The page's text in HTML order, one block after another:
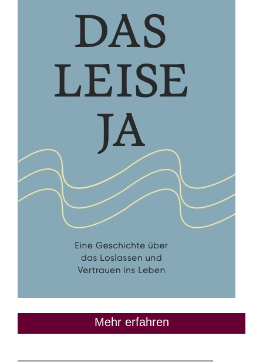
Mehr erfahren